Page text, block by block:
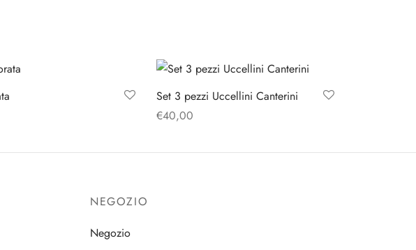
Set 3 pezzi Uccellini Canterini
€40,00
NEGOZIO
Negozio